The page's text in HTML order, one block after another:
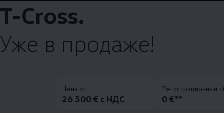
T-Cross.
Уже в продаже!
Цена от:
26 500 € с НДС
Pегистрационный
0 €**